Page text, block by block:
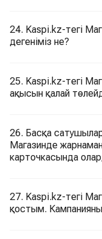
24. Kaspi.kz-тегі
дегеніміз не?
25. Kaspi.kz-тегі
ақысын қалай
26. Басқа
Магазинде
карточкасында
27. Kaspi.kz-тегі
қостым.